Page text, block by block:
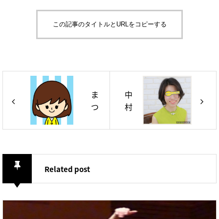
この記事のタイトルとURLをコピーする
ま
つ
よ
中
村
子
Related post